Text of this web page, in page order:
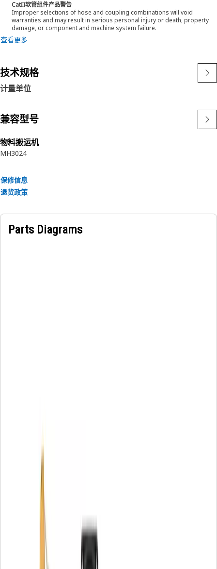
CatΠ软管组件产品警告
Improper selections of hose and coupling combinations will void
warranties and may result in serious personal injury or death, property
damage, or component and machine system failure.
查看更多
技术规格
计量单位
兼容型号
物料搬运机
MH3024
保修信息
退货政策
Parts Diagrams